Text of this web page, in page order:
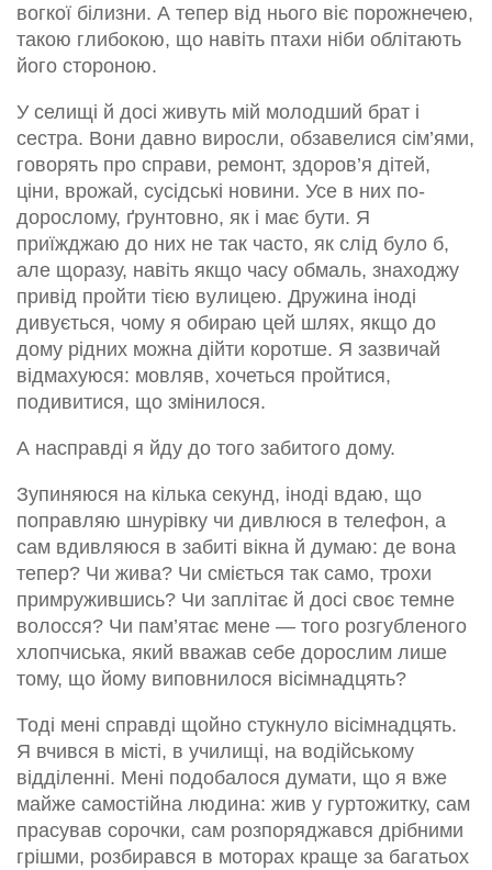
вогкої білизни. А тепер від нього віє порожнечею,
такою глибокою, що навіть птахи ніби облітають
його стороною.
У селищі й досі живуть мій молодший брат і
сестра. Вони давно виросли, обзавелися сім’ями,
говорять про справи, ремонт, здоров’я дітей,
ціни, врожай, сусідські новини. Усе в них по-
дорослому, ґрунтовно, як і має бути. Я
приїжджаю до них не так часто, як слід було б,
але щоразу, навіть якщо часу обмаль, знаходжу
привід пройти тією вулицею. Дружина іноді
дивується, чому я обираю цей шлях, якщо до
дому рідних можна дійти коротше. Я зазвичай
відмахуюся: мовляв, хочеться пройтися,
подивитися, що змінилося.
А насправді я йду до того забитого дому.
Зупиняюся на кілька секунд, іноді вдаю, що
поправляю шнурівку чи дивлюся в телефон, а
сам вдивляюся в забиті вікна й думаю: де вона
тепер? Чи жива? Чи сміється так само, трохи
примружившись? Чи заплітає й досі своє темне
волосся? Чи пам’ятає мене — того розгубленого
хлопчиська, який вважав себе дорослим лише
тому, що йому виповнилося вісімнадцять?
Тоді мені справді щойно стукнуло вісімнадцять.
Я вчився в місті, в училищі, на водійському
відділенні. Мені подобалося думати, що я вже
майже самостійна людина: жив у гуртожитку, сам
прасував сорочки, сам розпоряджався дрібними
грішми, розбирався в моторах краще за багатьох